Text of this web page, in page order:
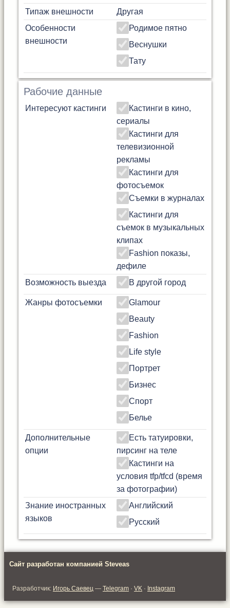
Типаж внешности
Другая
Особенности
внешности
Родимое пятно
Веснушки
Тату
Рабочие данные
Интересуют кастинги
Кастинги в кино,
сериалы
Кастинги для
телевизионной
рекламы
Кастинги для
фотосъемок
Съемки в журналах
Кастинги для
съемок в музыкальных
клипах
Fashion показы,
дефиле
Возможность выезда
В другой город
Жанры фотосъемки
Glamour
Beauty
Fashion
Life style
Портрет
Бизнес
Спорт
Белье
Дополнительные
опции
Есть татуировки,
пирсинг на теле
Кастинги на
условия tfp/tfcd (время
за фотографии)
Знание иностранных
языков
Английский
Русский
Сайт разработан компанией Steveas
Разработчик: Игорь Саевец — Telegram · VK · Instagram